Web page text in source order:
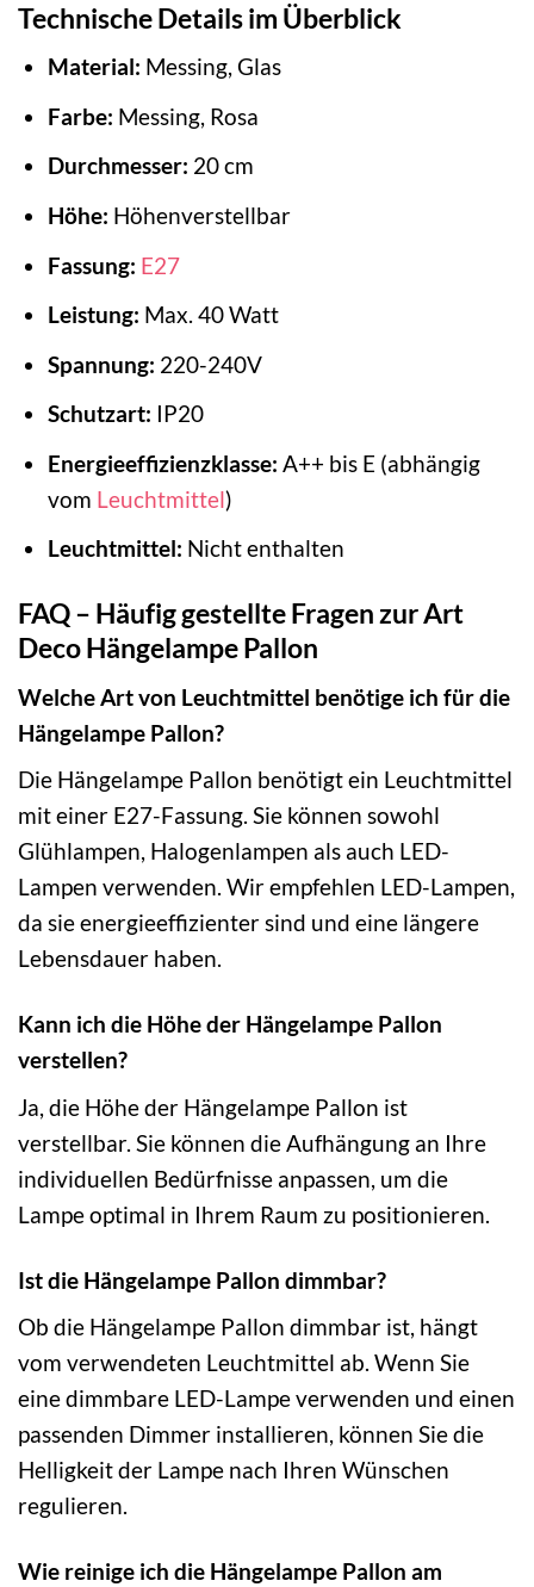
Technische Details im Überblick
Material: Messing, Glas
Farbe: Messing, Rosa
Durchmesser: 20 cm
Höhe: Höhenverstellbar
Fassung: E27
Leistung: Max. 40 Watt
Spannung: 220-240V
Schutzart: IP20
Energieeffizienzklasse: A++ bis E (abhängig
vom Leuchtmittel)
Leuchtmittel: Nicht enthalten
FAQ – Häufig gestellte Fragen zur Art
Deco Hängelampe Pallon
Welche Art von Leuchtmittel benötige ich für die
Hängelampe Pallon?
Die Hängelampe Pallon benötigt ein Leuchtmittel
mit einer E27-Fassung. Sie können sowohl
Glühlampen, Halogenlampen als auch LED-
Lampen verwenden. Wir empfehlen LED-Lampen,
da sie energieeffizienter sind und eine längere
Lebensdauer haben.
Kann ich die Höhe der Hängelampe Pallon
verstellen?
Ja, die Höhe der Hängelampe Pallon ist
verstellbar. Sie können die Aufhängung an Ihre
individuellen Bedürfnisse anpassen, um die
Lampe optimal in Ihrem Raum zu positionieren.
Ist die Hängelampe Pallon dimmbar?
Ob die Hängelampe Pallon dimmbar ist, hängt
vom verwendeten Leuchtmittel ab. Wenn Sie
eine dimmbare LED-Lampe verwenden und einen
passenden Dimmer installieren, können Sie die
Helligkeit der Lampe nach Ihren Wünschen
regulieren.
Wie reinige ich die Hängelampe Pallon am